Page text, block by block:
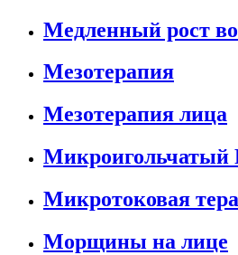
Медленный рост
Мезотерапия
Мезотерапия лица
Микроигольчатый
Микротоковая
Морщины на лице